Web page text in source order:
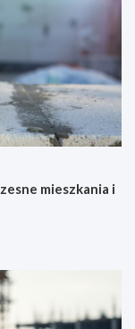
mieszkania i